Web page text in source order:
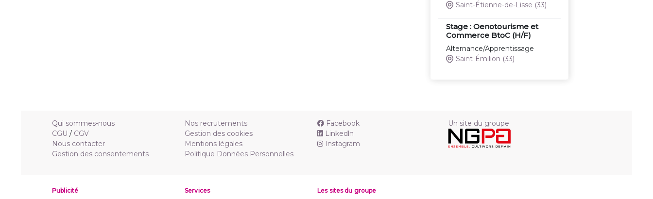
Saint-Étienne-de-Lisse (33)
Stage : Oenotourisme et
Commerce BtoC (H/F)
Alternance/Apprentissage
Saint-Émilion (33)
Qui sommes-nous
CGU / CGV
Nous contacter
Gestion des consentements
Nos recrutements
Gestion des cookies
Mentions légales
Politique Données Personnelles
Facebook
Linkedln
Instagram
Un site du groupe
Publicité Services Les sites du groupe